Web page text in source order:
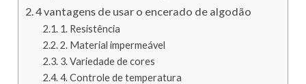
4 vantagens de usar o encerado de algodão
1. Resistência
2. Material impermeável
3. Variedade de cores
4. Controle de temperatura